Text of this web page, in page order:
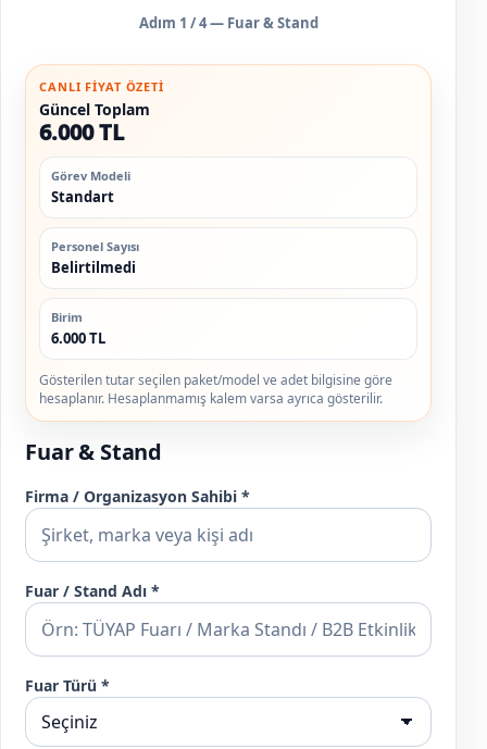
Adım 1 / 4 — Fuar & Stand
CANLI FIYAT ÖZETI
Güncel Toplam
6.000 TL
Görev Modeli
Standart
Personel Sayısı
Belirtilmedi
Birim
6.000 TL
Gösterilen tutar seçilen paket/model ve adet bilgisine göre
hesaplanır. Hesaplanmamış kalem varsa ayrıca gösterilir.
Fuar & Stand
Firma / Organizasyon Sahibi *
Fuar / Stand Adı *
Fuar Türü *